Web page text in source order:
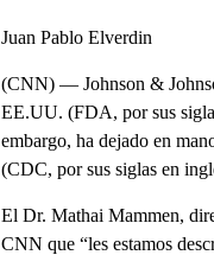
Juan Pablo Elverdin
(CNN) — Johnson &
EE.UU. (FDA, por sus
embargo, ha dejado en
(CDC, por sus siglas en
El Dr. Mathai Mammen,
CNN que “les estamos